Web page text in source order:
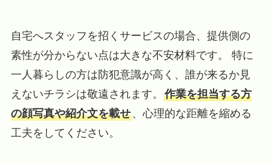
自宅へスタッフを招くサービスの場合、提供側の
素性が分からない点は大きな不安材料です。 特に
一人暮らしの方は防犯意識が高く、誰が来るか見
えないチラシは敬遠されます。 作業を担当する方
の顔写真や紹介文を載せ、心理的な距離を縮める
工夫をしてください。